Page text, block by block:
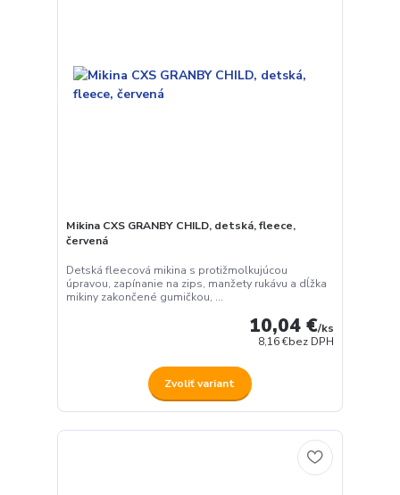
Mikina CXS GRANBY CHILD, detská, fleece,
červená
Detská fleecová mikina s protižmolkujúcou
úpravou, zapínanie na zips, manžety rukávu a dĺžka
mikiny zakončené gumičkou, ...
10,04 €/ks
8,16 €bez DPH
Zvoliť variant